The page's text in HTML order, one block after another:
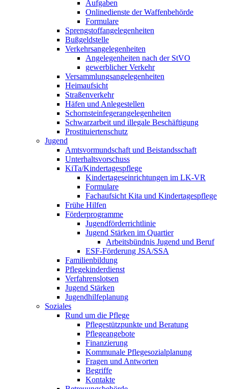
Aufgaben
Onlinedienste der Waffenbehörde
Formulare
Sprengstoff­angelegenheiten
Bußgeldstelle
Verkehrsangelegenheiten
Angelegenheiten nach der StVO
gewerblicher Verkehr
Versammlungs­angelegenheiten
Heimaufsicht
Straßenverkehr
Häfen und Anlegestellen
Schornsteinfeger­angelegenheiten
Schwarzarbeit und illegale Beschäftigung
Prostituiertenschutz
Jugend
Amtsvormundschaft und Beistandsschaft
Unterhaltsvorschuss
KiTa/Kindertagespflege
Kindertages­einrichtungen im LK-VR
Formulare
Fachaufsicht Kita und Kindertagespflege
Frühe Hilfen
Förderprogramme
Jugendförderrichtlinie
Jugend Stärken im Quartier
Arbeitsbündnis Jugend und Beruf
ESF-Förderung JSA/SSA
Familienbildung
Pflegekinderdienst
Verfahrenslotsen
Jugend Stärken
Jugendhilfeplanung
Soziales
Rund um die Pflege
Pflegestützpunkte und Beratung
Pflegeangebote
Finanzierung
Kommunale Pflegesozialplanung
Fragen und Antworten
Begriffe
Kontakte